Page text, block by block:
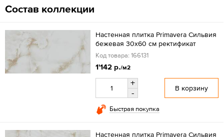
Состав коллекции
Настенная плитка Primavera Сильвия
бежевая 30x60 см ректификат
Код товара: 166131
1'142 р./м2
+
-
В корзину
Быстрая покупка
Настенная плитка Primavera Сильвия